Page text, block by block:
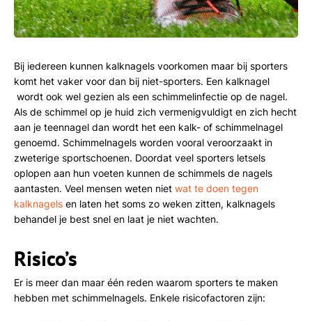
Bij iedereen kunnen kalknagels voorkomen maar bij sporters
komt het vaker voor dan bij niet-sporters. Een kalknagel
wordt ook wel gezien als een schimmelinfectie op de nagel.
Als de schimmel op je huid zich vermenigvuldigt en zich hecht
aan je teennagel dan wordt het een kalk- of schimmelnagel
genoemd. Schimmelnagels worden vooral veroorzaakt in
zweterige sportschoenen. Doordat veel sporters letsels
oplopen aan hun voeten kunnen de schimmels de nagels
aantasten. Veel mensen weten niet wat te doen tegen
kalknagels en laten het soms zo weken zitten, kalknagels
behandel je best snel en laat je niet wachten.
Risico’s
Er is meer dan maar één reden waarom sporters te maken
hebben met schimmelnagels. Enkele risicofactoren zijn: